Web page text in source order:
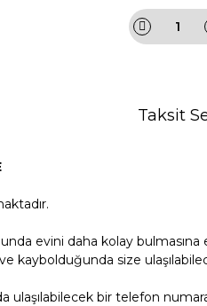
Taksit
evini daha kolay bulmasına
size
bir telefon